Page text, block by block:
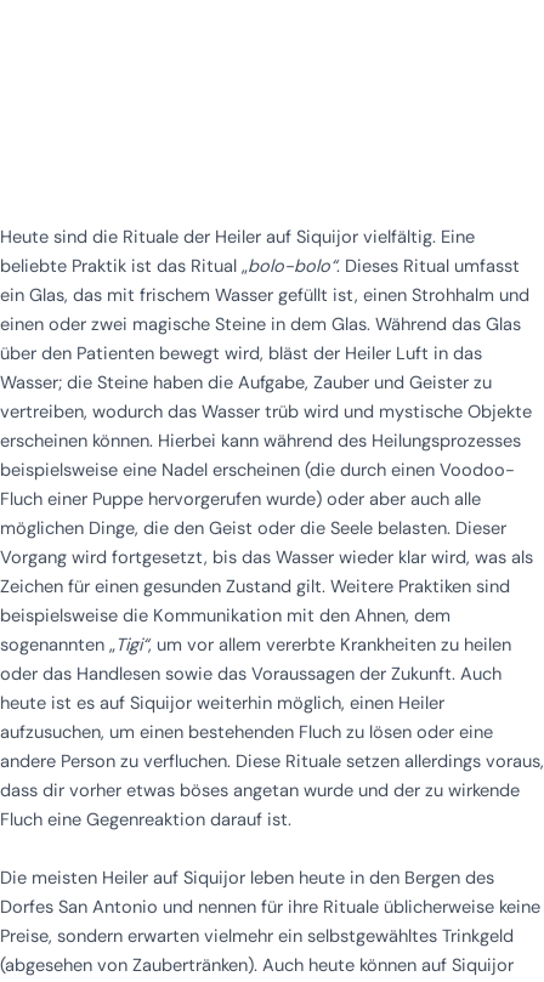
Heute sind die Rituale der Heiler auf Siquijor vielfältig. Eine
beliebte Praktik ist das Ritual „bolo-bolo“. Dieses Ritual umfasst
ein Glas, das mit frischem Wasser gefüllt ist, einen Strohhalm und
einen oder zwei magische Steine in dem Glas. Während das Glas
über den Patienten bewegt wird, bläst der Heiler Luft in das
Wasser; die Steine haben die Aufgabe, Zauber und Geister zu
vertreiben, wodurch das Wasser trüb wird und mystische Objekte
erscheinen können. Hierbei kann während des Heilungsprozesses
beispielsweise eine Nadel erscheinen (die durch einen Voodoo-
Fluch einer Puppe hervorgerufen wurde) oder aber auch alle
möglichen Dinge, die den Geist oder die Seele belasten. Dieser
Vorgang wird fortgesetzt, bis das Wasser wieder klar wird, was als
Zeichen für einen gesunden Zustand gilt. Weitere Praktiken sind
beispielsweise die Kommunikation mit den Ahnen, dem
sogenannten „Tigi“, um vor allem vererbte Krankheiten zu heilen
oder das Handlesen sowie das Voraussagen der Zukunft. Auch
heute ist es auf Siquijor weiterhin möglich, einen Heiler
aufzusuchen, um einen bestehenden Fluch zu lösen oder eine
andere Person zu verfluchen. Diese Rituale setzen allerdings voraus,
dass dir vorher etwas böses angetan wurde und der zu wirkende
Fluch eine Gegenreaktion darauf ist.
Die meisten Heiler auf Siquijor leben heute in den Bergen des
Dorfes San Antonio und nennen für ihre Rituale üblicherweise keine
Preise, sondern erwarten vielmehr ein selbstgewähltes Trinkgeld
(abgesehen von Zaubertränken). Auch heute können auf Siquijor